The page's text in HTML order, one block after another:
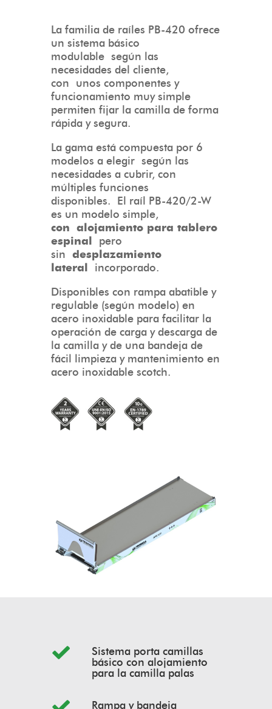
La familia de raíles PB-420 ofrece
un sistema básico
modulable según las
necesidades del cliente,
con unos componentes y
funcionamiento muy simple
permiten fijar la camilla de forma
rápida y segura.
La gama está compuesta por 6
modelos a elegir según las
necesidades a cubrir, con
múltiples funciones
disponibles. El raíl PB-420/2-W
es un modelo simple,
con alojamiento para tablero
espinal pero
sin desplazamiento
lateral incorporado.
Disponibles con rampa abatible y
regulable (según modelo) en
acero inoxidable para facilitar la
operación de carga y descarga de
la camilla y de una bandeja de
fácil limpieza y mantenimiento en
acero inoxidable scotch.
Sistema porta camillas
básico con alojamiento
para la camilla palas
Rampa y bandeja